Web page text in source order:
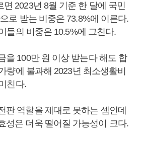
2023년 8월 기준 한 달에 국민
로 받는 비중은 73.8%에 이른다.
들의 비중은 10.5%에 그친다.
을 100만 원 이상 받는다 해도 합
량에 불과해 2023년 최소생활비
친다.
판 역할을 제대로 못하는 셈인데
성은 더욱 떨어질 가능성이 크다.